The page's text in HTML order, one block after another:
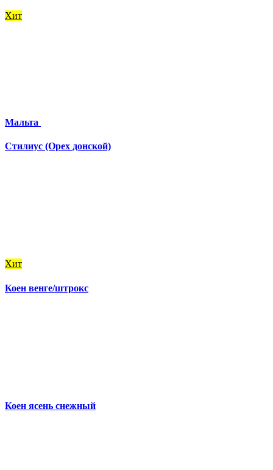
Хит
Мальта
Стилиус (Орех донской)
Хит
Коен венге/штрокс
Коен ясень снежный